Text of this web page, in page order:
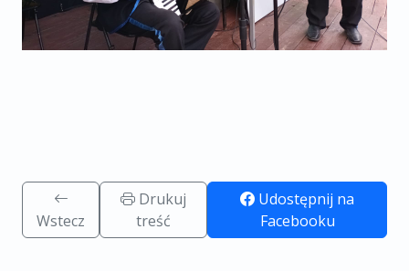
Wstecz
Drukuj
treść
Udostępnij na
Facebooku